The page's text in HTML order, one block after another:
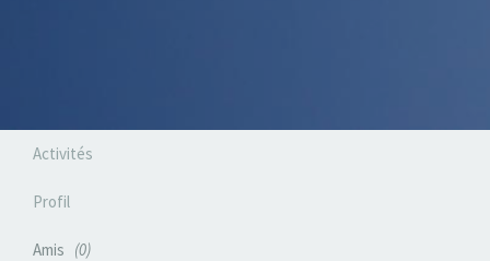
Activités
Profil
Amis 0